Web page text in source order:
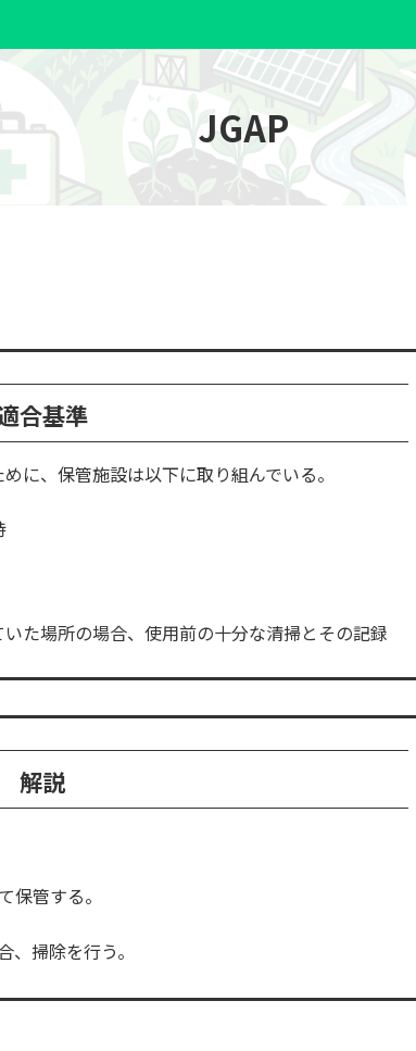
JGAP
合基準
に、保管施設は以下に取り組んでいる。
た場所の場合、使用前の十分な清掃とその記録
解説
保管する。
掃除を行う。